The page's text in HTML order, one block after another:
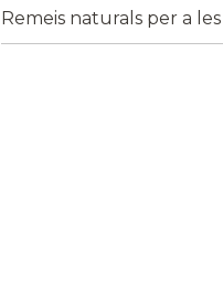
Remeis naturals per a